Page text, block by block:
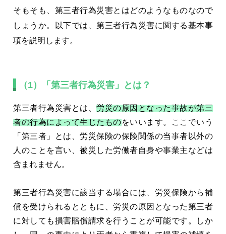
そもそも、第三者行為災害とはどのようなものなので
しょうか。以下では、第三者行為災害に関する基本事
項を説明します。
（1）「第三者行為災害」とは？
第三者行為災害とは、労災の原因となった事故が第三
者の行為によって生じたものをいいます。ここでいう
「第三者」とは、労災保険の保険関係の当事者以外の
人のことを言い、被災した労働者自身や事業主などは
含まれません。
第三者行為災害に該当する場合には、労災保険から補
償を受けられるとともに、労災の原因となった第三者
に対しても損害賠償請求を行うことが可能です。しか